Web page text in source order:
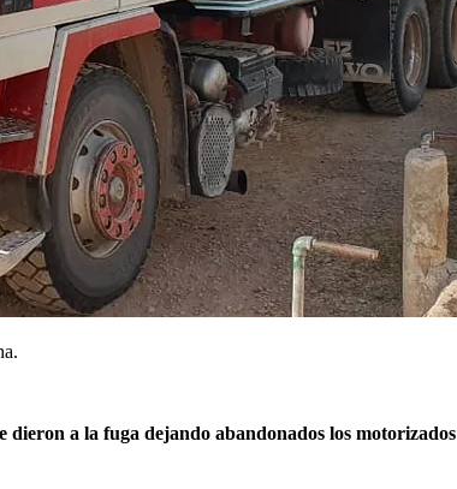
dieron a la fuga dejando abandonados los motorizados